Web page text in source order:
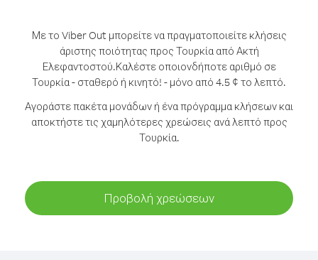
Με το Viber Out μπορείτε να πραγματοποιείτε κλήσεις
άριστης ποιότητας προς Τουρκία από Ακτή
Ελεφαντοστού.Καλέστε οποιονδήποτε αριθμό σε
Τουρκία - σταθερό ή κινητό! - μόνο από 4.5 ¢ το λεπτό.
Αγοράστε πακέτα μονάδων ή ένα πρόγραμμα κλήσεων και
αποκτήστε τις χαμηλότερες χρεώσεις ανά λεπτό προς
Τουρκία.
Προβολή χρεώσεων